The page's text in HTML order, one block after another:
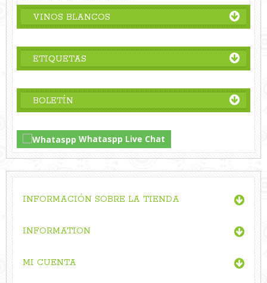
VINOS BLANCOS
ETIQUETAS
BOLETÍN
Whataspp Live Chat
INFORMACIÓN SOBRE LA TIENDA
INFORMATION
MI CUENTA